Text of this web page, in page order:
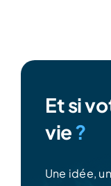
Et si
vie?
Une idée,